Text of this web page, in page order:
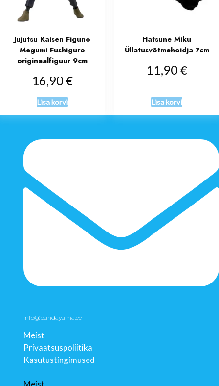
Jujutsu Kaisen Figuno
Megumi Fushiguro
originaalfiguur 9cm
16,90 €
Lisa korvi
Hatsune Miku
Üllatusvõtmehoidja 7cm
11,90 €
Lisa korvi
info@pandayama.ee
Meist
Privaatsuspoliitika
Kasutustingimused
Meist